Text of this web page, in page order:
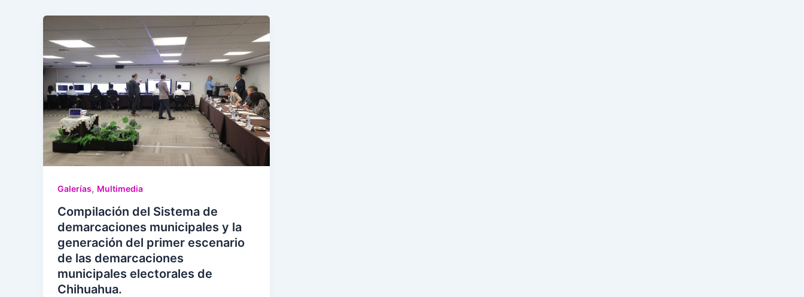
Galerías, Multimedia
Compilación del Sistema de
demarcaciones municipales y la
generación del primer escenario
de las demarcaciones
municipales electorales de
Chihuahua.